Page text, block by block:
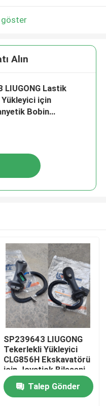
göster
Alın
LIUGONG Lastik
için
Bobin
CLG4165、CLG4180
SP239643 LIUGONG
Tekerlekli Yükleyici
CLG856H Ekskavatörü
için Joystick Bileşeni
CLG920D、
CLG922D、CLG925D
CLG933E、CLG936D、
Talep Gönder